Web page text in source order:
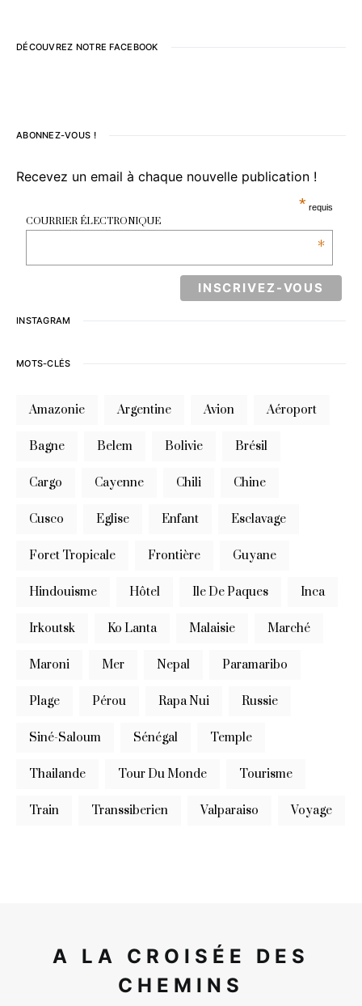
DÉCOUVREZ NOTRE FACEBOOK
ABONNEZ-VOUS !
Recevez un email à chaque nouvelle publication !
* requis
COURRIER ÉLECTRONIQUE
*
INSTAGRAM
MOTS-CLÉS
Amazonie Argentine Avion Aéroport
Bagne Belem Bolivie Brésil
Cargo Cayenne Chili Chine
Cusco Eglise Enfant Esclavage
Foret Tropicale Frontière Guyane
Hindouisme Hôtel Ile De Paques Inca
Irkoutsk Ko Lanta Malaisie Marché
Maroni Mer Nepal Paramaribo
Plage Pérou Rapa Nui Russie
Siné-Saloum Sénégal Temple
Thailande Tour Du Monde Tourisme
Train Transsiberien Valparaiso Voyage
A LA CROISÉE DES
CHEMINS